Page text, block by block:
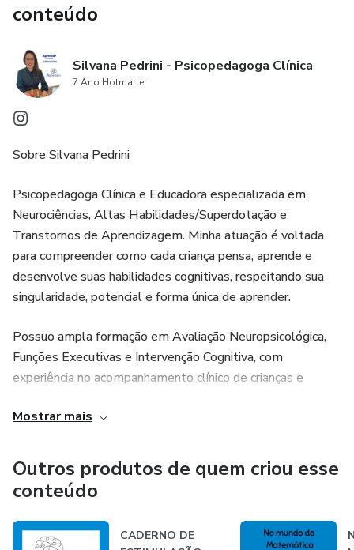
conteúdo
Silvana Pedrini - Psicopedagoga Clínica
7 Ano Hotmarter
Sobre Silvana Pedrini
Psicopedagoga Clínica e Educadora especializada em
Neurociências, Altas Habilidades/Superdotação e
Transtornos de Aprendizagem. Minha atuação é voltada
para compreender como cada criança pensa, aprende e
desenvolve suas habilidades cognitivas, respeitando sua
singularidade, potencial e forma única de aprender.
Possuo ampla formação em Avaliação Neuropsicológica,
Funções Executivas e Intervenção Cognitiva, com
experiência no acompanhamento clínico de crianças e
Altas Habilidades, Transtornos Cognitivos e desafios no
orientação familiar e escolar.
Sou criadora da Comunidade Aprendi+, um ambiente
exclusivo que reúne recursos psicopedagógicos
fundamentados, materiais de intervenção e estratégias
Mostrar mais
Outros produtos de quem criou esse
conteúdo
CADERNO DE